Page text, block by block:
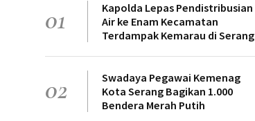
01
Kapolda Lepas Pendistribusian
Air ke Enam Kecamatan
Terdampak Kemarau di Serang
02
Swadaya Pegawai Kemenag
Kota Serang Bagikan 1.000
Bendera Merah Putih